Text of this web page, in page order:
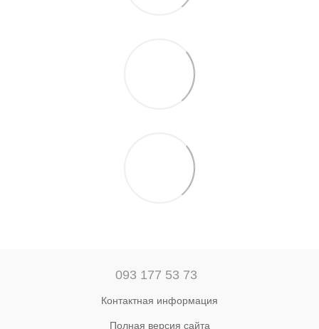
093 177 53 73
Контактная информация
Полная версия сайта